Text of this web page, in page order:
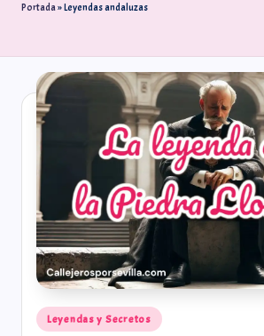
Portada»Leyendas andaluzas
Leyendas y Secretos